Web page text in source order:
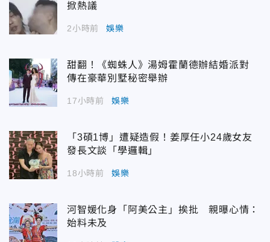
掀熱議
2小時前 娛樂
甜翻！《蜘蛛人》湯姆霍蘭德辦結婚派對
傳在豪華別墅秘密舉辦
17小時前 娛樂
「3碩1博」遭疑造假！姜厚任小24歲女友
發長文談「學邏輯」
18小時前 娛樂
河智媛化身「阿美公主」挨批 親曝心情：
始料未及